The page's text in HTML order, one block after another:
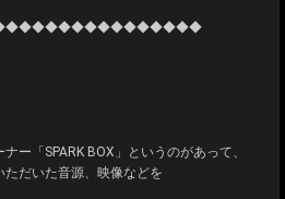
ー「SPARK BOX」というのがあって、
ただいた音源、映像などを